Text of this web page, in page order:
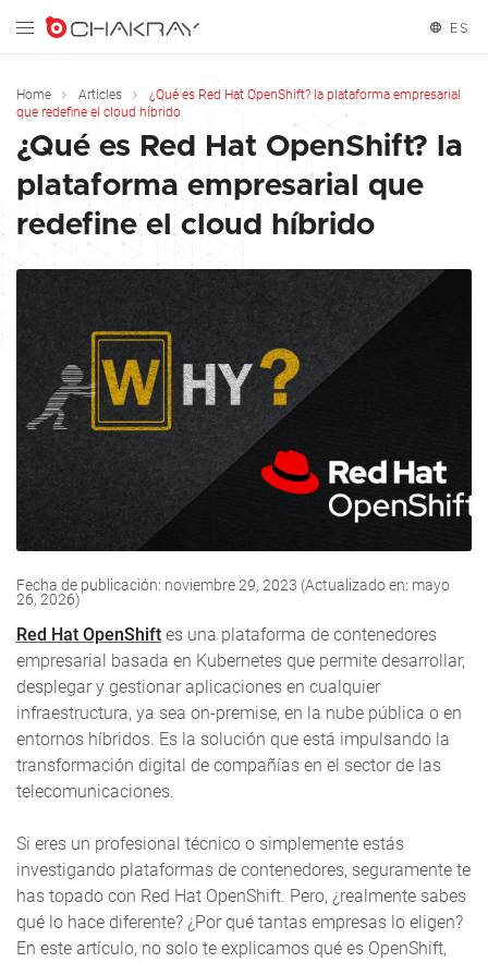
ES
Español
Home Articles
¿Qué es Red Hat OpenShift? la plataforma empresarial
que redefine el cloud híbrido
¿Qué es Red Hat OpenShift? la
plataforma empresarial que
redefine el cloud híbrido
Fecha de publicación: noviembre 29, 2023 (Actualizado en: mayo
26, 2026)
Red Hat OpenShift es una plataforma de contenedores
empresarial basada en Kubernetes que permite desarrollar,
desplegar y gestionar aplicaciones en cualquier
infraestructura, ya sea on-premise, en la nube pública o en
entornos híbridos. Es la solución que está impulsando la
transformación digital de compañías en el sector de las
telecomunicaciones.
Si eres un profesional técnico o simplemente estás
investigando plataformas de contenedores, seguramente te
has topado con Red Hat OpenShift. Pero, ¿realmente sabes
qué lo hace diferente? ¿Por qué tantas empresas lo eligen?
En este artículo, no solo te explicamos qué es OpenShift,